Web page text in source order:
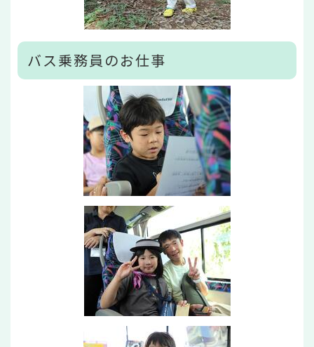
バス乗務員のお仕事